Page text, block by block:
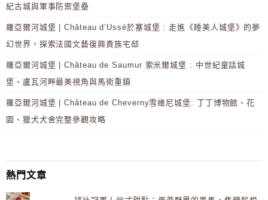
紀古城與軍事防禦堡壘
羅亞爾河城堡 | Château d’Ussé於塞城堡 : 走進《睡美人城堡》的夢
幻世界，探索法國文藝復興貴族宅邸
羅亞爾河城堡 | Château de Saumur 索米爾城堡 : 中世紀童話城
堡、盧瓦河畔最美視角與馬術重鎮
羅亞爾河城堡 | Château de Cheverny雪維尼城堡: 丁丁博物館、花
園、獵犬犬舍完整參觀攻略
熱門文章